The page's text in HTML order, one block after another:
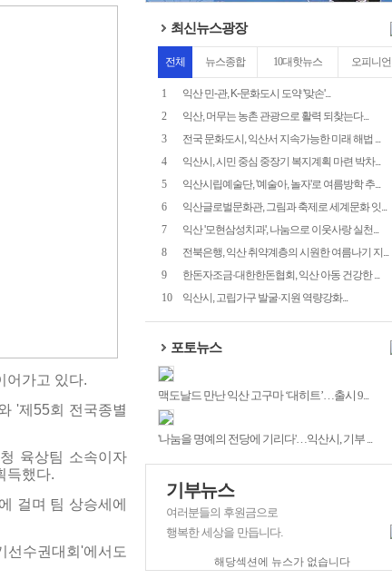
어가고 있다.
'제55회 전국종별
육상팀 소속이자
득했다.
걸며 팀 상승세에
선수권대회'에서도
최신뉴스광장
전체 뉴스종합 10대핫뉴스 오피니언
1
익산 민-관, K-문화도시 도약 '맞손'...
2
익산, 머무는 농촌 관광으로 활력 되찾는다...
3
전국 문화도시, 익산서 지속가능한 미래 해법 ...
4
익산시, 시민 중심 중장기 복지계획 마련 박차...
5
익산시립예술단, '예술아, 놀자'로 여름방학 추...
6
익산글로벌문화관, 그림과 축제로 세계문화 잇...
7
익산 '모현삼성치과', 나눔으로 이웃사랑 실천...
8
전북은행, 익산 취약계층의 시원한 여름나기 지...
9
한돈자조금·대한한돈협회, 익산 아동 건강한 ...
10
익산시, 고립가구 발굴·지원 역량강화...
포토뉴스
맥도날드 만난 익산 고구마 ‘대히트’…출시 9...
'나눔을 명예의 전당에 기리다'…익산시, 기부 ...
기부뉴스
여러분들의 후원금으로
행복한 세상을 만듭니다.
해당섹션에 뉴스가 없습니다